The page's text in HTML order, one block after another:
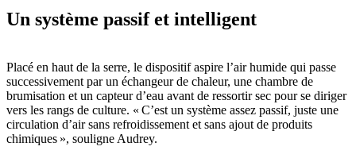
Un système passif et intelligent
Placé en haut de la serre, le dispositif aspire l’air humide qui ​passe
successivement par ​un échangeur de chaleur, une chambre de
brumisation ​et un capteur d’eau avant de ressortir sec pour se diriger
vers ​​​​​les rangs de culture. « C’est un système assez passif, juste une
circulation d’air sans refroidissement et sans ajout de produits
chimiques », souligne Audrey.